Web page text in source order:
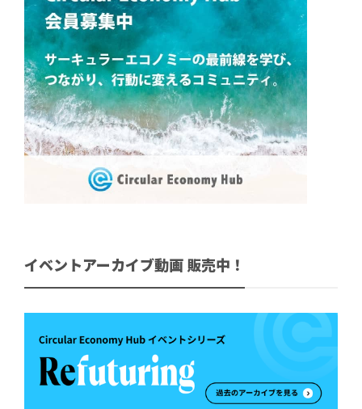
イベントアーカイブ動画 販売中！